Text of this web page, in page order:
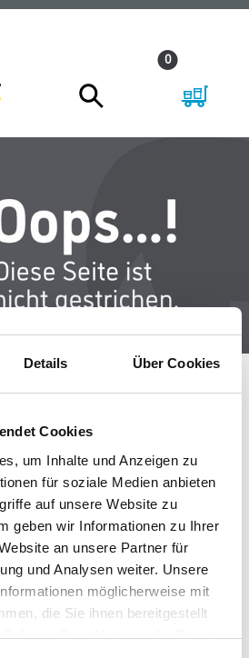
Details Über Cookies
Cookies
um Inhalte und Anzeigen zu
für soziale Medien anbieten
auf unsere Website zu
geben wir Informationen zu Ihrer
an unsere Partner für
und Analysen weiter. Unsere
möglicherweise mit
die Sie ihnen bereitgestellt
Ihrer Nutzung der Dienste
0
ZWISCHENFALL
schon an der Lösung und
schnell wie möglich beheben.
unseren Online-Shop
Sie sich inspirieren.
ZUM ONLINE-SHOP